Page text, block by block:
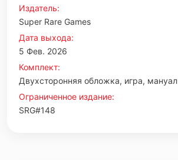
Издатель:
Super Rare Games
Дата выхода:
5 Фев. 2026
Комплект:
Двухсторонняя обложка, игра, мануал
Ограниченное издание:
SRG#148